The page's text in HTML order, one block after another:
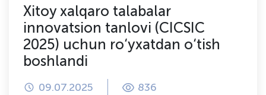
Xitoy xalqaro talabalar
innovatsion tanlovi (CICSIC
2025) uchun ro‘yxatdan o‘tish
boshlandi
09.07.2025 836